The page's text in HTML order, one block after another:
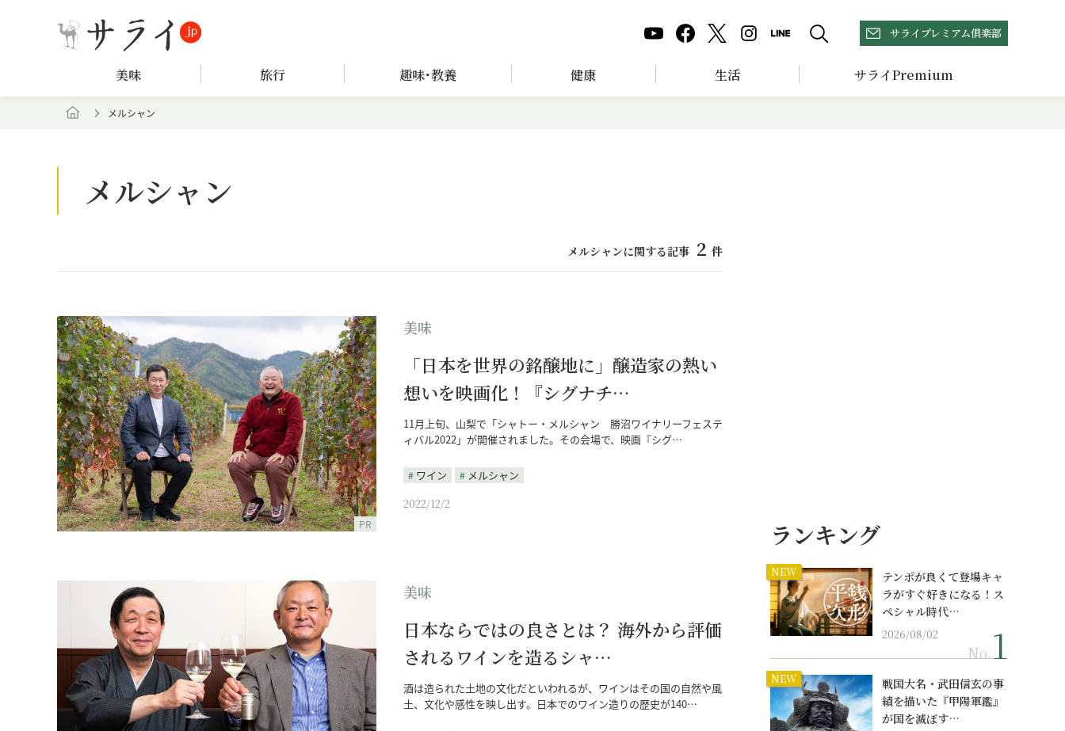
サライプレミアム倶楽部
美味 旅行 趣味･教養 健康 生活 サライPremium
メルシャン
メルシャン
メルシャンに関する記事 2 件
PR
美味
「日本を世界の銘醸地に」醸造家の熱い
想いを映画化！『シグナチ…
11月上旬、山梨で「シャトー・メルシャン 勝沼ワイナリーフェステ
ィバル2022」が開催されました。その会場で、映画『シグ…
ワイン
メルシャン
2022/12/2
美味
日本ならではの良さとは？ 海外から評価
されるワインを造るシャ…
酒は造られた土地の文化だといわれるが、ワインはその国の自然や風
土、文化や感性を映し出す。日本でのワイン造りの歴史が140…
ランキング
NEW
テンポが良くて登場キャ
ラがすぐ好きになる！ス
ペシャル時代…
2026/08/02
No.
NEW
戦国大名・武田信玄の事
績を描いた『甲陽軍鑑』
が国を滅ぼす…